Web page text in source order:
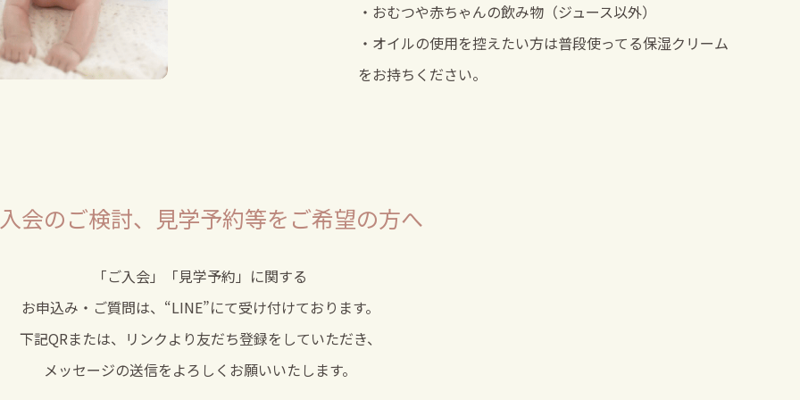
・おむつや赤ちゃんの飲み物（ジュース以外）
・オイルの使用を控えたい方は普段使ってる保湿クリーム
をお持ちください。
会のご検討、 見学予約等をご希望の方へ
「ご入会」「見学予約」に関する
お申込み・ご質問は、 “LINE”にて受け付けております。
下記QRまたは、リンクより友だち登録をしていただき、
メッセージの送信をよろしくお願いいたします。